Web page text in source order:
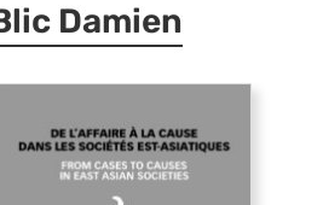
Damien